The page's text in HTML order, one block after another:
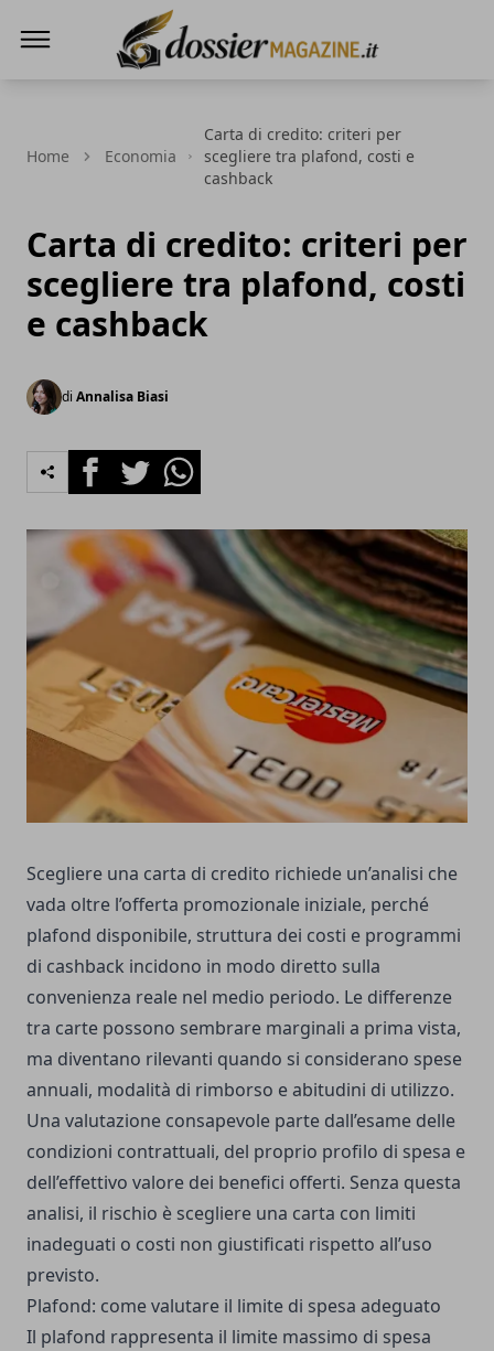
Home Economia
Carta di credito: criteri per
scegliere tra plafond, costi e
cashback
Carta di credito: criteri per
scegliere tra plafond, costi
e cashback
di Annalisa Biasi
FacebookTwitterWhatsapp
Scegliere una carta di credito richiede un’analisi che
vada oltre l’offerta promozionale iniziale, perché
plafond disponibile, struttura dei costi e programmi
di cashback incidono in modo diretto sulla
convenienza reale nel medio periodo. Le differenze
tra carte possono sembrare marginali a prima vista,
ma diventano rilevanti quando si considerano spese
annuali, modalità di rimborso e abitudini di utilizzo.
Una valutazione consapevole parte dall’esame delle
condizioni contrattuali, del proprio profilo di spesa e
dell’effettivo valore dei benefici offerti. Senza questa
analisi, il rischio è scegliere una carta con limiti
inadeguati o costi non giustificati rispetto all’uso
previsto.
Plafond: come valutare il limite di spesa adeguato
Il plafond rappresenta il limite massimo di spesa